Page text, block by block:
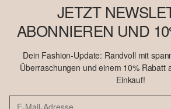
JETZT
ABONNIEREN UND
Dein Fashion-Update: Randvoll mit
Überraschungen und einem 10% Rabatt
Einkauf!